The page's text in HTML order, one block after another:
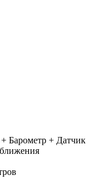
Барометр + Датчик